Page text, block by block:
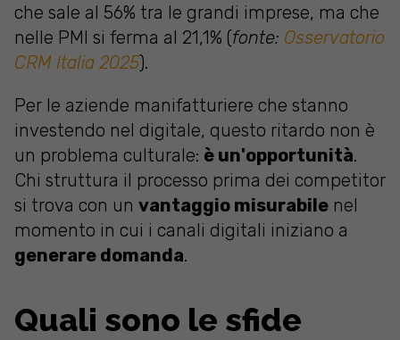
che sale al 56% tra le grandi imprese, ma che
nelle PMI si ferma al 21,1% (fonte: Osservatorio
CRM Italia 2025).
Per le aziende manifatturiere che stanno
investendo nel digitale, questo ritardo non è
un problema culturale: è un'opportunità.
Chi struttura il processo prima dei competitor
si trova con un vantaggio misurabile nel
momento in cui i canali digitali iniziano a
generare domanda.
Quali sono le sfide